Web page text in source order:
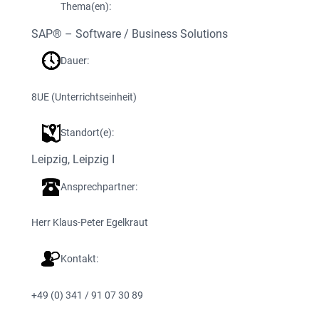
Thema(en):
SAP® – Software / Business Solutions
Dauer:
8UE (Unterrichtseinheit)
Standort(e):
Leipzig, Leipzig I
Ansprechpartner:
Herr Klaus-Peter Egelkraut
Kontakt:
+49 (0) 341 / 91 07 30 89